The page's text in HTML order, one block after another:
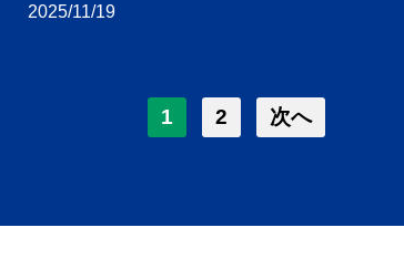
2025/11/19
1 2 次へ